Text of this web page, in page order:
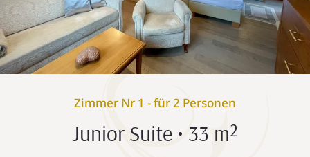
Junior Suite • 33 m²
Zimmer Nr 1 - für 2 Personen